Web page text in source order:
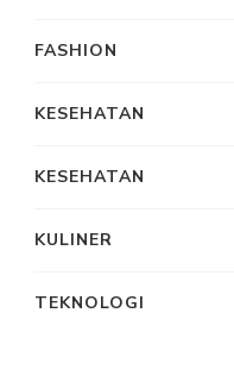
FASHION
KESEHATAN
KESEHATAN
KULINER
TEKNOLOGI